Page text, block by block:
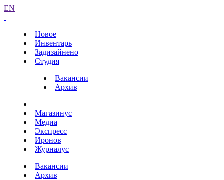
EN
Новое
Инвентарь
Задизайнено
Студия
Вакансии
Архив
Магазинус
Медиа
Экспресс
Иронов
Журналус
Вакансии
Архив